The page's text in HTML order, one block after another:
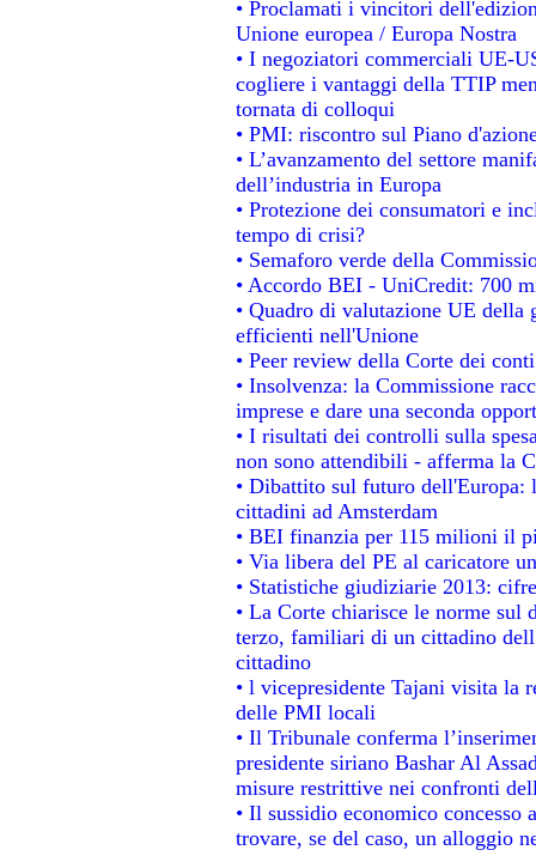
• Proclamati i vincitori
Unione europea / Europa Nostra
• I negoziatori commerciali UE-
cogliere i vantaggi della TTIP
tornata di colloqui
• PMI: riscontro sul Piano
• L’avanzamento del settore
dell’industria in Europa
• Protezione dei consumatori e
tempo di crisi?
• Semaforo verde della
• Accordo BEI - UniCredit: 700
• Quadro di valutazione UE
efficienti nell'Unione
• Peer review della Corte dei
• Insolvenza: la Commissione
imprese e dare una seconda
• I risultati dei controlli sulla
non sono attendibili - afferma la
• Dibattito sul futuro dell'Europa:
cittadini ad Amsterdam
• BEI finanzia per 115 milioni il
• Via libera del PE al caricatore
• Statistiche giudiziarie 2013:
• La Corte chiarisce le norme
terzo, familiari di un cittadino
cittadino
• l vicepresidente Tajani visita la
delle PMI locali
• Il Tribunale conferma
presidente siriano Bashar Al
misure restrittive nei confronti
• Il sussidio economico
trovare, se del caso, un alloggio